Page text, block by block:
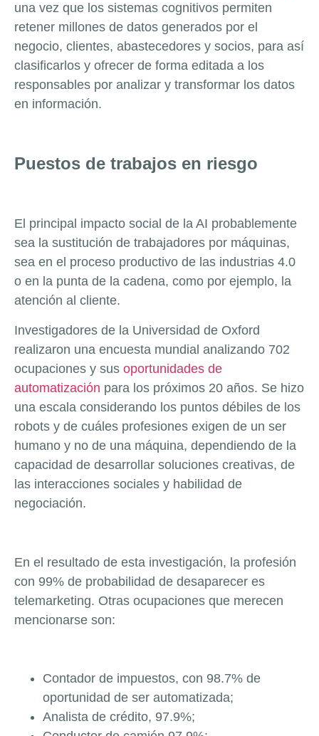
una vez que los sistemas cognitivos permiten
retener millones de datos generados por el
negocio, clientes, abastecedores y socios, para así
clasificarlos y ofrecer de forma editada a los
responsables por analizar y transformar los datos
en información.
Puestos de trabajos en riesgo
El principal impacto social de la AI probablemente
sea la sustitución de trabajadores por máquinas,
sea en el proceso productivo de las industrias 4.0
o en la punta de la cadena, como por ejemplo, la
atención al cliente.
Investigadores de la Universidad de Oxford
realizaron una encuesta mundial analizando 702
ocupaciones y sus oportunidades de
automatización para los próximos 20 años. Se hizo
una escala considerando los puntos débiles de los
robots y de cuáles profesiones exigen de un ser
humano y no de una máquina, dependiendo de la
capacidad de desarrollar soluciones creativas, de
las interacciones sociales y habilidad de
negociación.
En el resultado de esta investigación, la profesión
con 99% de probabilidad de desaparecer es
telemarketing. Otras ocupaciones que merecen
mencionarse son:
Contador de impuestos, con 98.7% de
oportunidad de ser automatizada;
Analista de crédito, 97.9%;